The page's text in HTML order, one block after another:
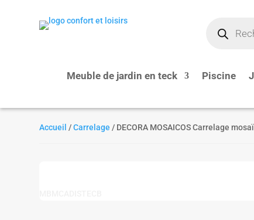
produits
Meuble de jardin en teck Piscine
Accueil /Carrelage / DECORA MOSAICOS Carrelage